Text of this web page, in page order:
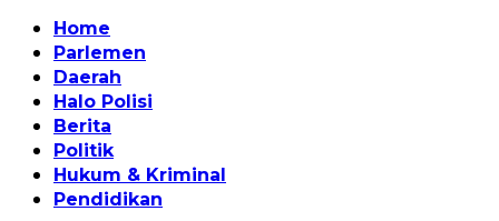
Home
Parlemen
Daerah
Halo Polisi
Berita
Politik
Hukum & Kriminal
Pendidikan